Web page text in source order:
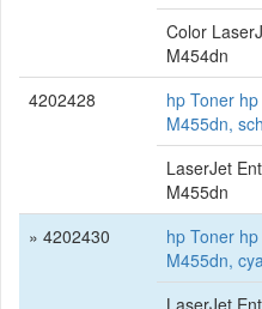
Color
M454dn
4202428
hp Toner
M455dn,
LaserJet
M455dn
» 4202430
hp Toner
M455dn,
LaserJet